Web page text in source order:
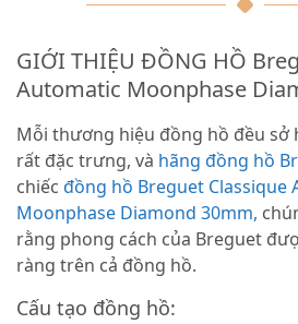
GIỚI THIỆU ĐỒNG HỒ
Automatic Moonphase
Mỗi thương hiệu đồng hồ đều
rất đặc trưng, và hãng đồng hồ
chiếc đồng hồ Breguet Classique
Moonphase Diamond 30mm,
rằng phong cách của Breguet
ràng trên cả đồng hồ.
Cấu tạo đồng hồ: